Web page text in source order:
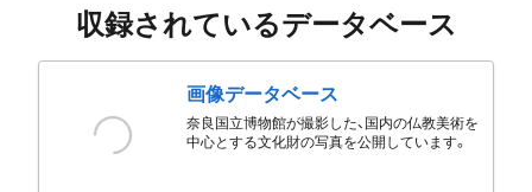
収録されているデータベース
画像データベース
奈良国立博物館が撮影した、国内の仏教美術を
中心とする文化財の写真を公開しています。